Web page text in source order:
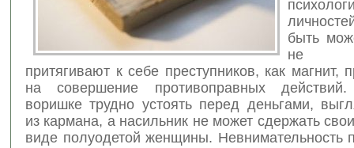
быть
не
притягивают к себе преступников, как магнит,
на совершение противоправных
воришке трудно устоять перед деньгами,
из кармана, а насильник не может сдержать
виде полуодетой женщины. Невнимательность